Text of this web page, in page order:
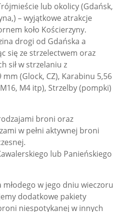
lub okolicy (Gdańsk,
– wyjątkowe atrakcje
koło Kościerzyny.
drogi od Gdańska a
się ze strzelectwem oraz
sił w strzelaniu z
(Glock, CZ), Karabinu 5,56
M4 itp), Strzelby (pompki)
broni oraz
w pełni aktywnej broni
lub Panieńskiego
młodego w jego dniu wieczoru
dodatkowe pakiety
niespotykanej w innych